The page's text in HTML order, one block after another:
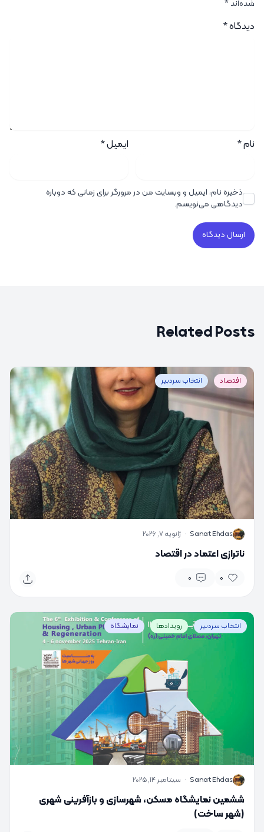
شده‌اند*
دیدگاه*
نام* ایمیل*
ذخیره نام، ایمیل و وبسایت من در مرورگر برای زمانی که دوباره
دیدگاهی می‌نویسم.
Related Posts
اقتصاد انتخاب سردبیر
S
Sanat Ehdas
· ژانویه 7, 2026
ناترازی اعتماد در اقتصاد
0
0
انتخاب سردبیر رویدادها نمایشگاه
S
Sanat Ehdas
· سپتامبر 14, 2025
ششمین نمایشگاه مسکن، شهرسازی و بازآفرینی شهری
(شهر ساخت)